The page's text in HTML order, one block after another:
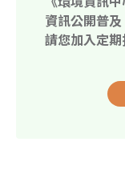
資訊公開普
請您加入定